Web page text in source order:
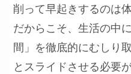
削って早起きするのは
だからこそ、生活の中
間」を徹底的にむしり
とスライドさせる必要